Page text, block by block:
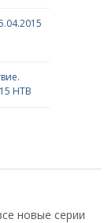
НТВ
новые серии